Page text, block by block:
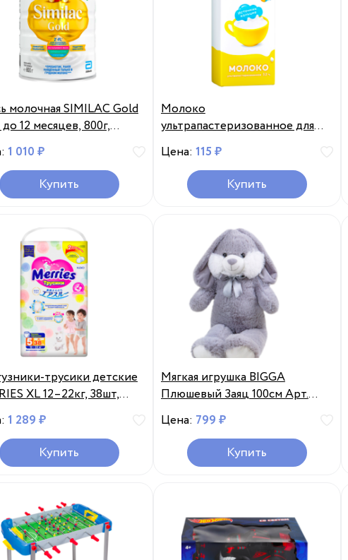
молочная SIMILAC Gold
до 12 месяцев, 800г,
800 г
1 010 ₽
Купить
Молоко
ультрапастеризованное для
питания детей АГУША 3,2%
старше 3-х лет, без змж, 950г,
Россия, 950 г
Цена: 115 ₽
Купить
трусики детские
XL 12–22кг, 38шт,
38 шт
1 289 ₽
Купить
Мягкая игрушка BIGGA
Плюшевый Заяц 100см Арт.
202096-2A-100CM, Китай
Цена: 799 ₽
Купить